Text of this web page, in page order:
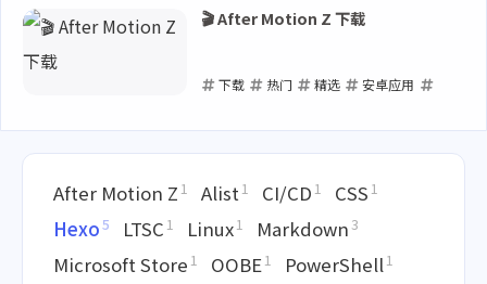
2025-01-07
🎬 After Motion Z 下载
下载 热门 精选
安卓应用
2024-02-21
After Motion Z 1 Alist1 CI/CD 1 CSS 1
Hexo5 LTSC 1 Linux1 Markdown3
Microsoft Store 1 OOBE1 PowerShell1